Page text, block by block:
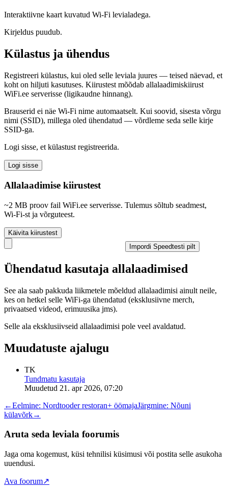
Interaktiivne kaart kuvatud Wi-Fi levialadega.
Kirjeldus puudub.
Külastus ja ühendus
Registreeri külastus, kui oled selle leviala juures — teised näevad, et
koht on hiljuti kasutuses. Kiirustest mõõdab allalaadimiskiirust
WiFi.ee serverisse (ligikaudne hinnang).
Brauserid ei näe Wi‑Fi nime automaatselt. Kui soovid, sisesta võrgu
nimi (SSID), millega oled ühendatud — võrdleme seda selle kirje
SSID-ga.
Logi sisse, et külastust registreerida.
Logi sisse
Allalaadimise kiirustest
~2 MB proov fail WiFi.ee serverisse. Tulemus sõltub seadmest,
Wi‑Fi-st ja võrguteest.
Käivita kiirustest
Impordi Speedtesti pilt
Ühendatud kasutaja allalaadimised
See ala saab pakkuda liikmetele mõeldud allalaadimisi ainult neile,
kes on hetkel selle WiFi-ga ühendatud (eksklusiivne merch,
privaatsed videod, erimuusika jms).
Selle ala eksklusiivseid allalaadimisi pole veel avaldatud.
Muudatuste ajalugu
TK
Tundmatu kasutaja
Muudetud 21. apr 2026, 07:20
←Eelmine: Nordtooder restoran+ öömajaJärgmine: Nõuni
külavõrk→
Aruta seda leviala foorumis
Jaga oma kogemust, küsi tehnilisi küsimusi või postita selle asukoha
uuendusi.
Ava foorum↗